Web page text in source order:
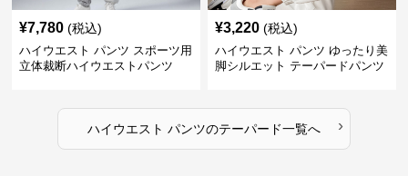
¥7,780 (税込)
ハイウエスト パンツ スポーツ用
立体裁断ハイウエストパンツ
¥3,220 (税込)
ハイウエスト パンツ ゆったり美
脚シルエット テーパードパンツ
ハイウエスト パンツのテーパード一覧へ ›